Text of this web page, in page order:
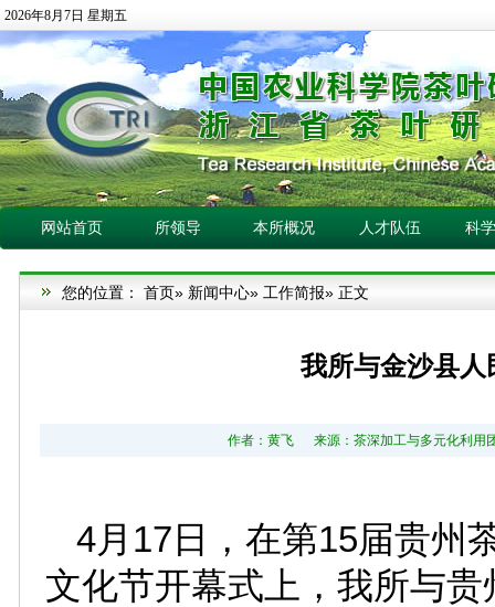
2026年8月7日 星期五
网站首页 所领导 本所概况 人才队伍 科
您的位置： 首页» 新闻中心» 工作简报» 正文
我所与金沙县
作者：黄飞 来源：茶深加工与多元化利
4月17日，在第15届贵州
文化节开幕式上，我所与